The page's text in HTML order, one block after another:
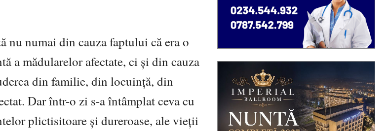
nu numai din cauza faptului că era o
a mădularelor afectate, ci şi din cauza
din familie, din locuinţă, din
Dar într-o zi s-a întâmplat ceva cu
plictisitoare şi dureroase, ale vieţii